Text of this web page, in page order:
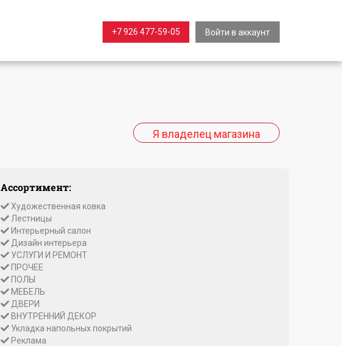
Войти в аккаунт
+7 926 477-59-05
Ассортимент:
Художественная ковка
Лестницы
Интерьерный салон
Дизайн интерьера
УСЛУГИ И РЕМОНТ
ПРОЧЕЕ
ПОЛЫ
МЕБЕЛЬ
ДВЕРИ
ВНУТРЕННИЙ ДЕКОР
Укладка напольных покрытий
Реклама